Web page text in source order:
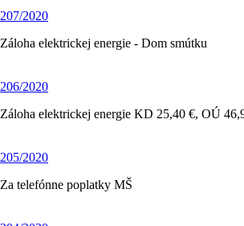
207/2020
Záloha elektrickej energie - Dom smútku
206/2020
Záloha elektrickej energie KD 25,40 €, OÚ
205/2020
Za telefónne poplatky MŠ